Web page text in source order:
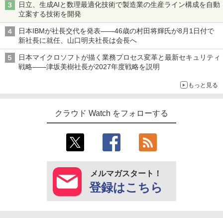
日立、生成AIと数理最適化技術で製造業の生産ライン構成を自動
立案する技術を開発
日本IBMが社長交代を発表――46歳の村田将輝氏が8月1日付で
新社長に就任、山口明夫社長は会長へ
日本マイクロソフトが描く業務プロセス変革と最新セキュリティ
戦略――津坂美樹社長が2027年度戦略を説明
もっと見る
クラウド Watch をフォローする
メルマガスタート！
登録はこちら